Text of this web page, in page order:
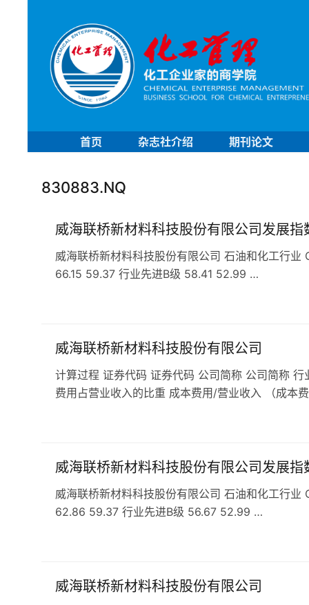
首页 杂志社介绍 期刊论文
830883.NQ
威海联桥新材料科技股份有限公司发展指
威海联桥新材料科技股份有限公司 石油和化工行
66.15 59.37 行业先进B级 58.41 52.99 …
威海联桥新材料科技股份有限公司
计算过程 证券代码 证券代码 公司简称 公司简称
费用占营业收入的比重 成本费用/营业收入 （成本
威海联桥新材料科技股份有限公司发展指
威海联桥新材料科技股份有限公司 石油和化工行
62.86 59.37 行业先进B级 56.67 52.99 …
威海联桥新材料科技股份有限公司